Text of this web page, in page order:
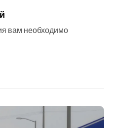
вам необходимо